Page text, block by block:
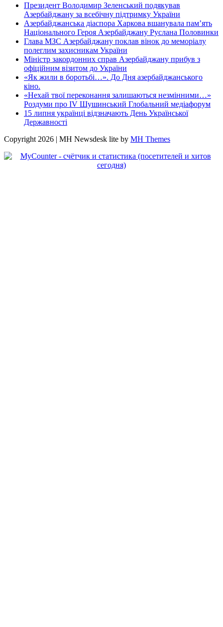
Президент Володимир Зеленський подякував
Азербайджану за всебічну підтримку України
Азербайджанська діаспора Харкова вшанувала пам’ять
Національного Героя Азербайджану Руслана Половинки
Глава МЗС Азербайджану поклав вінок до меморіалу
полеглим захисникам України
Міністр закордонних справ Азербайджану прибув з
офіційним візитом до України
«Як жили в боротьбі…». До Дня азербайджанського
кіно.
«Нехай твої переконання залишаються незмінними…»
Роздуми про IV Шушинський Глобальний медіафорум
15 липня українці відзначають День Української
Державності
Copyright 2026 | MH Newsdesk lite by MH Themes